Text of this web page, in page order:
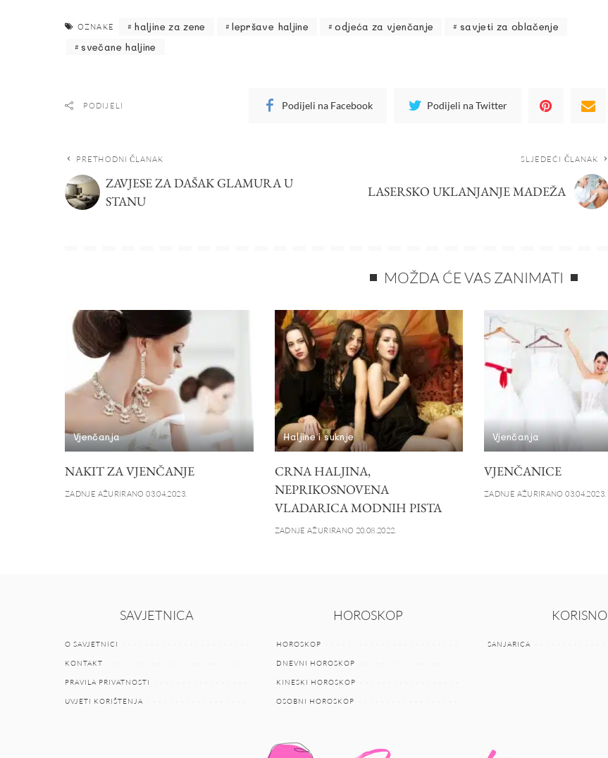
OZNAKE haljine za zene lepršave haljine odjeća za vjenčanje
savjeti za oblačenje
svečane haljine
PODIJELI Podijeli na Facebook Podijeli na Twitter
PRETHODNI ČLANAK
ZAVJESE ZA DAŠAK GLAMURA U
STANU
SLJEDEĆI ČLANAK
LASERSKO UKLANJANJE MADEŽA
MOŽDA ĆE VAS ZANIMATI
Vjenčanja
NAKIT ZA VJENČANJE
ZADNJE AŽURIRANO 03.04.2023.
Haljine i suknje
CRNA HALJINA,
NEPRIKOSNOVENA
VLADARICA MODNIH PISTA
ZADNJE AŽURIRANO 20.08.2022.
Vjenčanja
VJENČANICE
ZADNJE AŽURIRANO 03.04.2023.
SAVJETNICA
O SAVJETNICI
KONTAKT
PRAVILA PRIVATNOSTI
UVJETI KORIŠTENJA
HOROSKOP
HOROSKOP
DNEVNI HOROSKOP
KINESKI HOROSKOP
OSOBNI HOROSKOP
KORISNO
SANJARICA